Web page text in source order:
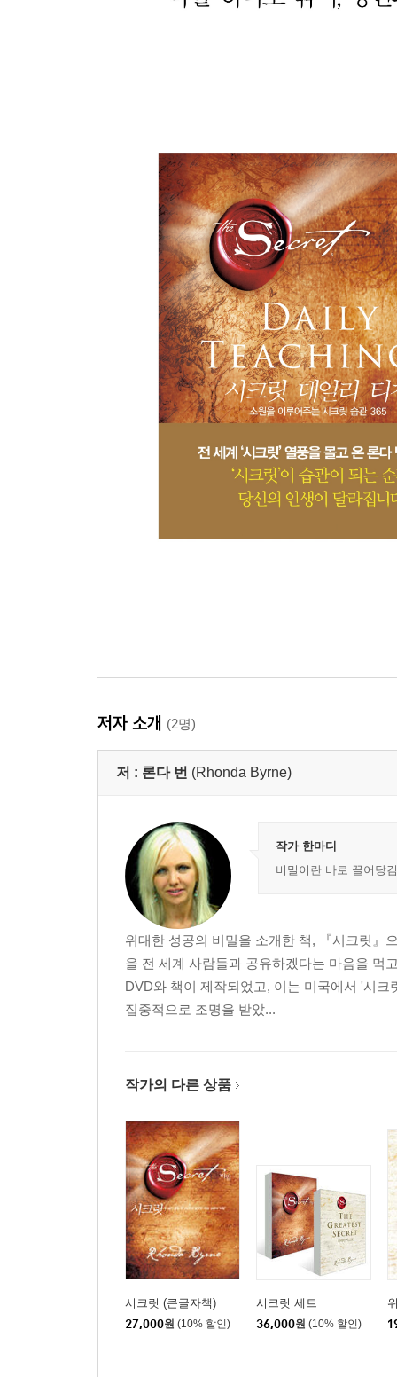
저자 소개 (2명)
저 : 론다 번 (Rhonda Byrne)
작가 한마디
비밀이란 바로 끌어당
위대한 성공의 비밀을 소개한 책, 『시크릿』
을 전 세계 사람들과 공유하겠다는 마음을 먹
DVD와 책이 제작되었고, 이는 미국에서 '시
집중적으로 조명을 받았...
작가의 다른 상품
시크릿 (큰글자책)
27,000원 (10% 할인)
시크릿 세트
36,000원 (10% 할인)